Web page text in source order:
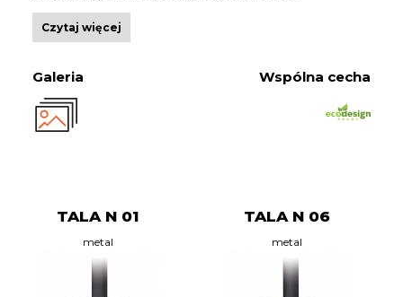
Czytaj więcej
Galeria Wspólna cecha
TALA N 01
metal
TALA N 06
metal